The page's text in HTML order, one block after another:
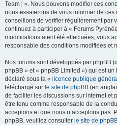
Team | ». Nous pouvons modifier ces
nous essaierons de vous informer de
conseillons de vérifier régulièrement par
continuez à participer à « Forums
modifications aient été effectuées, vous
responsable des conditions modifiées et
Nos forums sont développés par phpBB
phpBB » et « phpBB Limited ») qui est
déclaré sous la « licence publique
téléchargé sur le site de phpBB (en
de faciliter les discussions sur internet et
être tenu comme responsable de la
acceptons et que nous n’acceptons pas.
phpBB, veuillez consulter le site de